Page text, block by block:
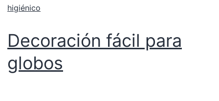
higiénico
Decoración fácil para
globos